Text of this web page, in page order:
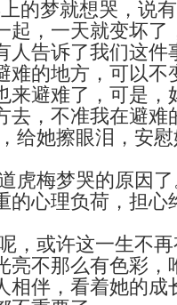
的梦就想哭，说
起，一天就变坏了
人告诉了我们这件
难的地方，可以不
来避难了，可是，
去，不准我在避
给她擦眼泪，安
虎梅梦哭的原因
的心理负荷，担心
，或许这一生不
亮不那么有色彩，
相伴，看着她的成